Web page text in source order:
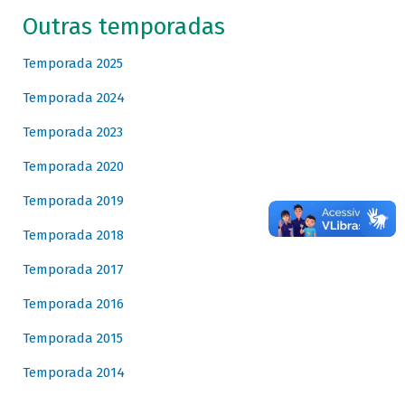
Outras temporadas
Temporada 2025
Temporada 2024
Temporada 2023
Temporada 2020
Temporada 2019
Temporada 2018
Temporada 2017
Temporada 2016
Temporada 2015
Temporada 2014